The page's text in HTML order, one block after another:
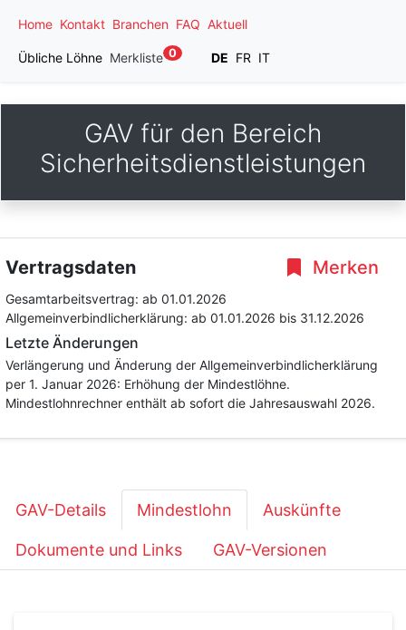
Home Kontakt Branchen FAQ Aktuell
Übliche Löhne Merkliste 0 DE FR IT
GAV für den Bereich
Sicherheitsdienstleistungen
Merken
Vertragsdaten
Gesamtarbeitsvertrag: ab 01.01.2026
Allgemeinverbindlicherklärung: ab 01.01.2026 bis 31.12.2026
Letzte Änderungen
Verlängerung und Änderung der Allgemeinverbindlicherklärung
per 1. Januar 2026: Erhöhung der Mindestlöhne.
Mindestlohnrechner enthält ab sofort die Jahresauswahl 2026.
GAV-Details Mindestlohn Auskünfte
Dokumente und Links GAV-Versionen